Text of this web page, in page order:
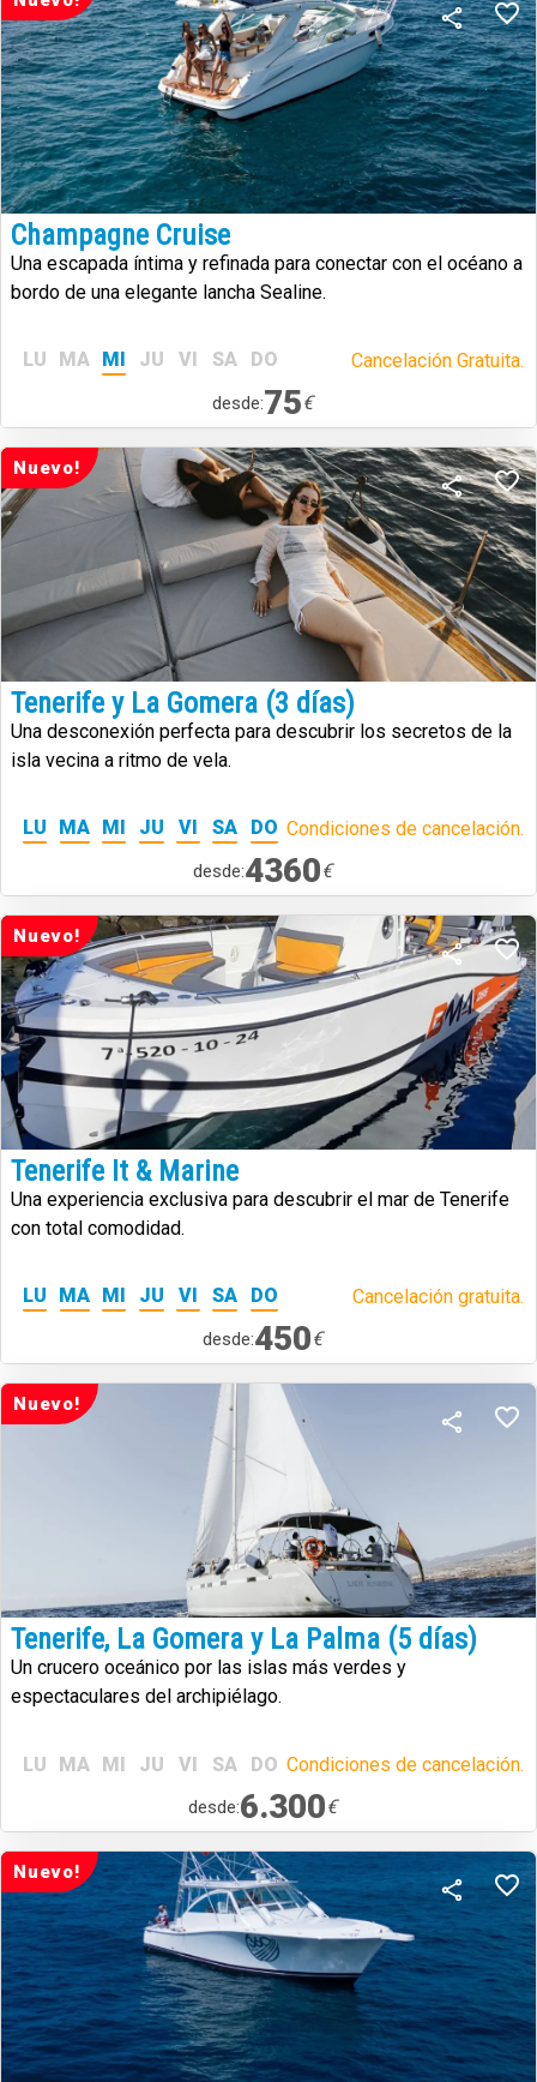
Champagne Cruise
Una escapada íntima y refinada para conectar con el océano a
bordo de una elegante lancha Sealine.
LU MA MI JU VI SA DO Cancelación Gratuita.
desde:75€
Nuevo!
Tenerife y La Gomera (3 días)
Una desconexión perfecta para descubrir los secretos de la
isla vecina a ritmo de vela.
LU MA MI JU VI SA DO Condiciones de cancelación.
desde:4360€
Nuevo!
Tenerife It & Marine
Una experiencia exclusiva para descubrir el mar de Tenerife
con total comodidad.
LU MA MI JU VI SA DO Cancelación gratuita.
desde:450€
Nuevo!
Tenerife, La Gomera y La Palma (5 días)
Un crucero oceánico por las islas más verdes y
espectaculares del archipiélago.
LU MA MI JU VI SA DO Condiciones de cancelación.
desde:6.300€
Nuevo!